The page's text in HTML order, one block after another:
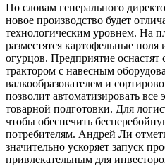
По словам генерального
новое производство будет
технологическим уровнем. На
разместятся картофельные
огурцов. Предприятие оснастят
трактором с навесным
валкообразователем и
позволит автоматизировать
товарной подготовки. Для
чтобы обеспечить
потребителям. Андрей Ли
значительно ускоряет запуск
привлекательным для